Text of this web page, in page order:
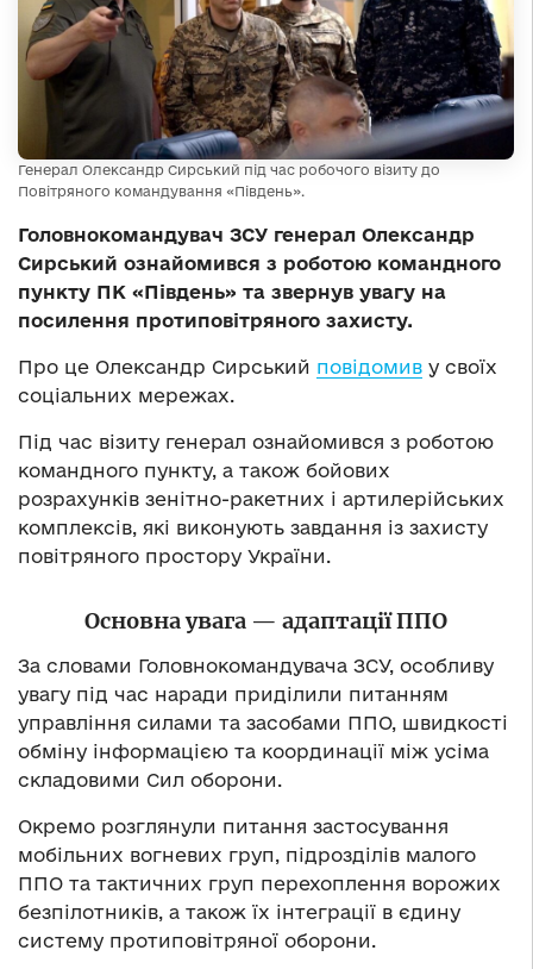
Генерал Олександр Сирський під час робочого візиту до
Повітряного командування «Південь».
Головнокомандувач ЗСУ генерал Олександр
Сирський ознайомився з роботою командного
пункту ПК «Південь» та звернув увагу на
посилення протиповітряного захисту.
Про це Олександр Сирський повідомив у своїх
соціальних мережах.
Під час візиту генерал ознайомився з роботою
командного пункту, а також бойових
розрахунків зенітно-ракетних і артилерійських
комплексів, які виконують завдання із захисту
повітряного простору України.
Основна увага — адаптації ППО
За словами Головнокомандувача ЗСУ, особливу
увагу під час наради приділили питанням
управління силами та засобами ППО, швидкості
обміну інформацією та координації між усіма
складовими Сил оборони.
Окремо розглянули питання застосування
мобільних вогневих груп, підрозділів малого
ППО та тактичних груп перехоплення ворожих
безпілотників, а також їх інтеграції в єдину
систему протиповітряної оборони.